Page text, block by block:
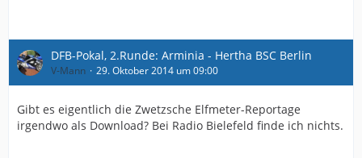
DFB-Pokal, 2.Runde: Arminia - Hertha BSC Berlin
V-Mann 29. Oktober 2014 um 09:00
Gibt es eigentlich die Zwetzsche Elfmeter-Reportage
irgendwo als Download? Bei Radio Bielefeld finde ich nichts.